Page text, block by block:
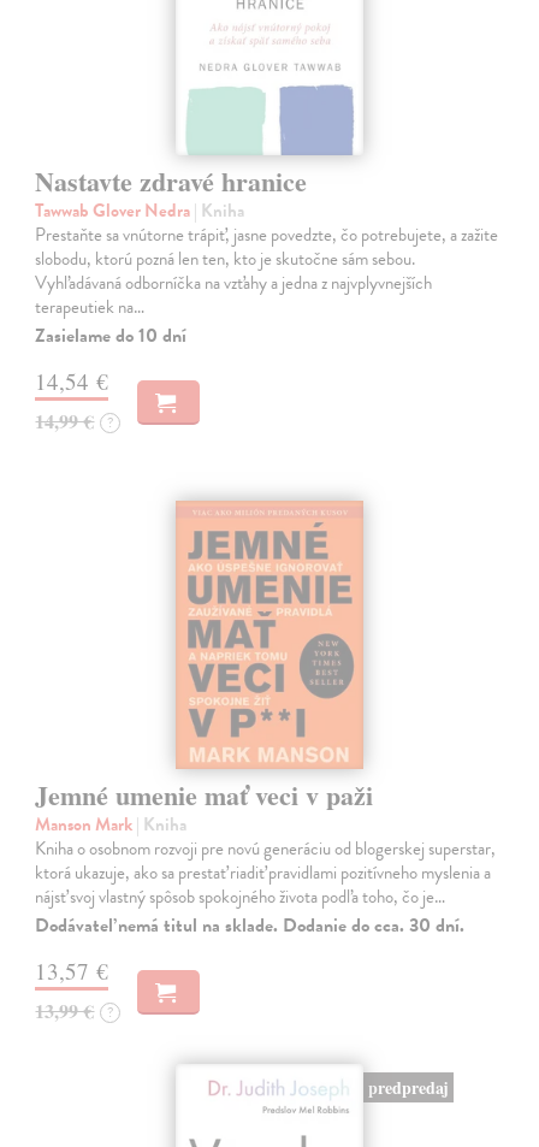
Nastavte zdravé hranice
Tawwab Glover Nedra| Kniha
Prestaňte sa vnútorne trápiť, jasne povedzte, čo potrebujete, a zažite
slobodu, ktorú pozná len ten, kto je skutočne sám sebou.
Vyhľadávaná odborníčka na vzťahy a jedna z najvplyvnejších
terapeutiek na…
Zasielame do 10 dní
14,54 €
14,99 € ?
Jemné umenie mať veci v paži
Manson Mark| Kniha
Kniha o osobnom rozvoji pre novú generáciu od blogerskej superstar,
ktorá ukazuje, ako sa prestať riadiť pravidlami pozitívneho myslenia a
nájsť svoj vlastný spôsob spokojného života podľa toho, čo je…
Dodávateľ nemá titul na sklade. Dodanie do cca. 30 dní.
13,57 €
13,99 € ?
predpredaj